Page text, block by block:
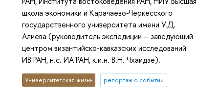
школа экономики и Карачаево-Черкесского
государственного университета имени У.Д.
Алиева (руководитель экспедиции – заведующий
центром византийско-кавказских исследований
ИВ РАН, н.с. ИА РАН, к.и.н. В.Н. Чхаидзе).
Университетская жизнь репортаж о событии